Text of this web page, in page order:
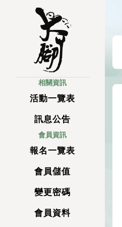
相關資訊
活動一覽表
訊息公告
會員資訊
報名一覽表
會員儲值
變更密碼
會員資料